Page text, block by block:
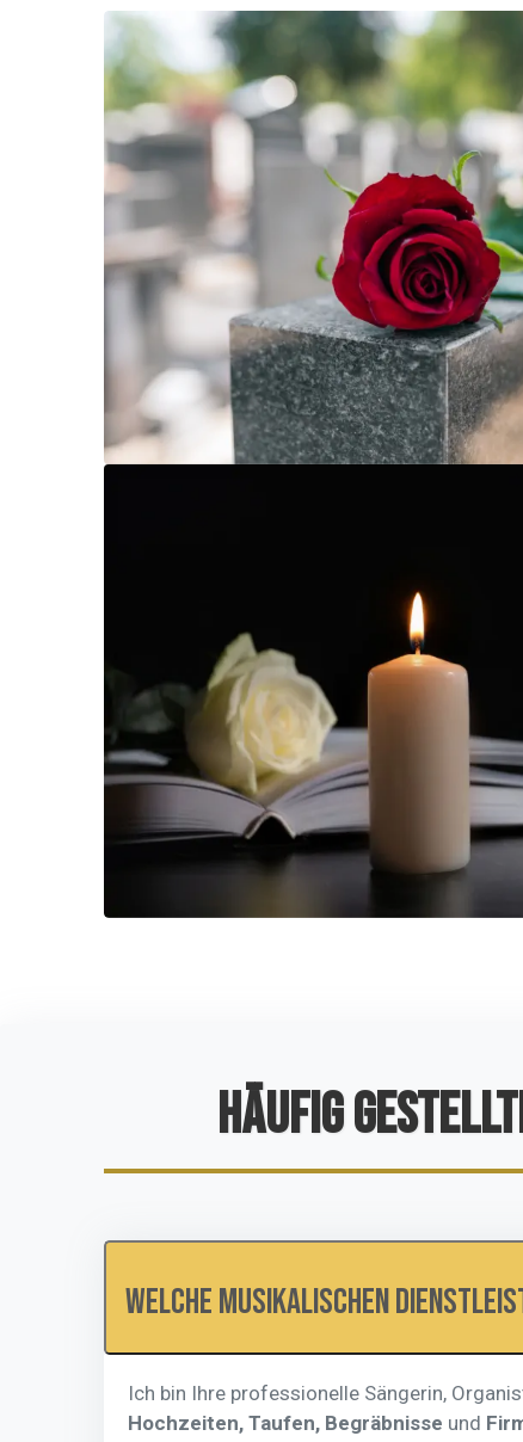
HÄUFIG
Welche musikalischen
Ich bin Ihre professionelle Sängerin,
Hochzeiten, Taufen, Begräbnisse und